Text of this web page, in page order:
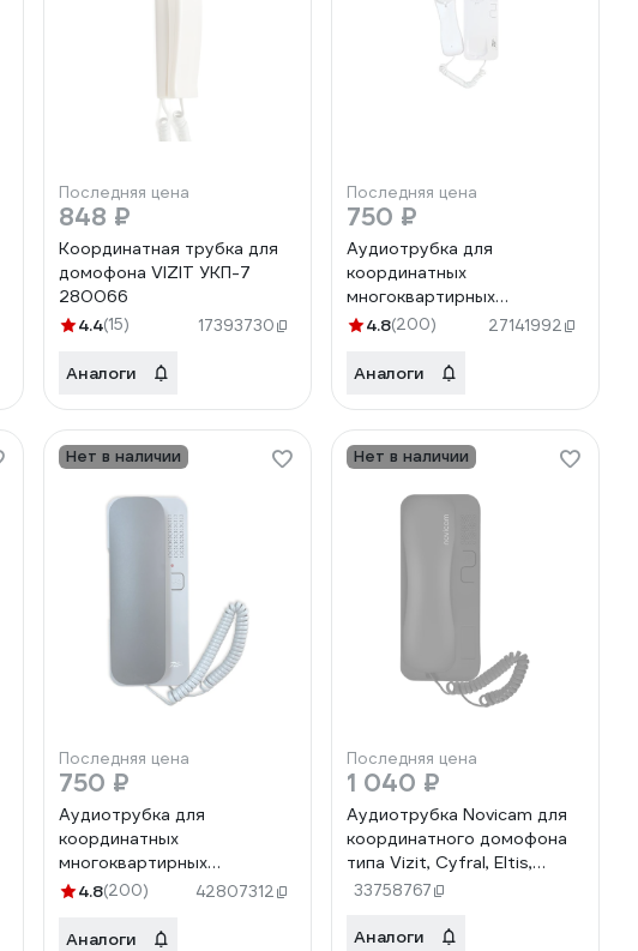
Последняя цена
848 ₽
Координатная трубка для
домофона VIZIT УКП-7
280066
4.4(15) 17393730
Аналоги
Последняя цена
750 ₽
Аудиотрубка для
координатных
многоквартирных
домофонов FOX FX-HS2A
4.8(200) 27141992
Аналоги
Нет в наличии
Последняя цена
750 ₽
Аудиотрубка для
координатных
многоквартирных
домофонов FOX FX-HS2A
4.8(200) 42807312
Аналоги
Нет в наличии
Последняя цена
1 040 ₽
Аудиотрубка Novicam для
координатного домофона
типа Vizit, Cyfral, Eltis,
Метаком, Beward (Дом.ru,
Спутник с индикацией и
33758767
Аналоги